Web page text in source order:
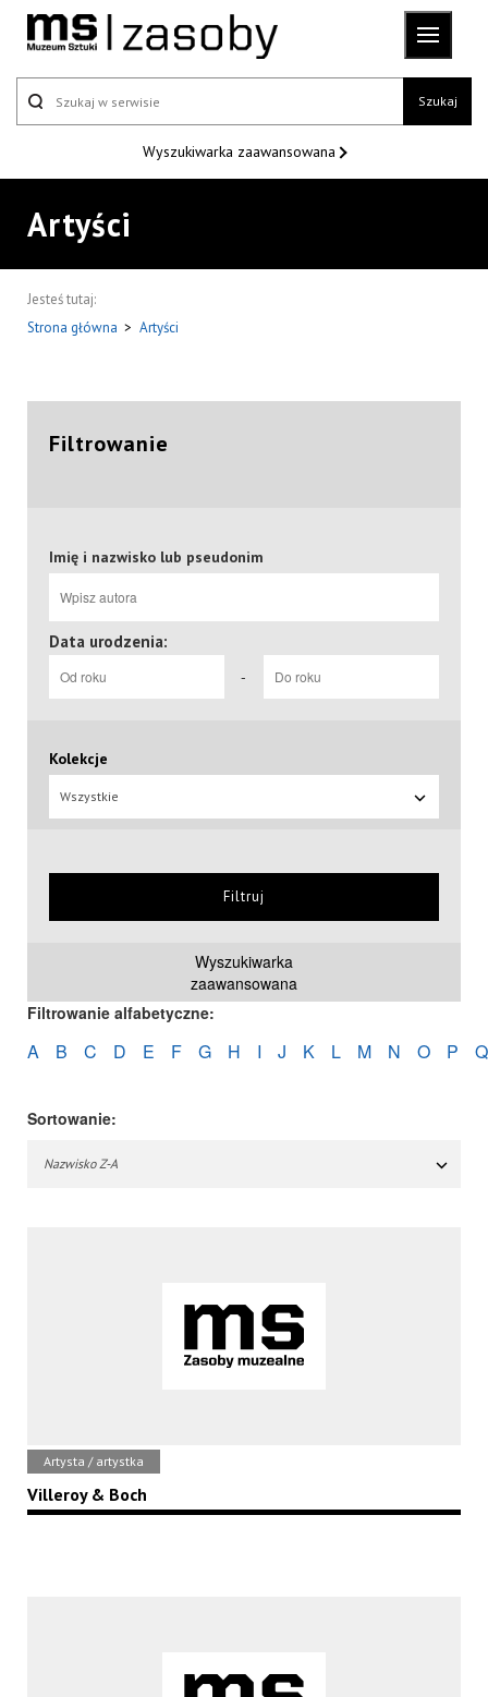
Szukaj
Wyszukiwarka zaawansowana
Artyści
Jesteś tutaj:
Strona główna > Artyści
Filtrowanie
Imię i nazwisko lub pseudonim
Data urodzenia:
-
Kolekcje
Wszystkie
Filtruj
Wyszukiwarka
zaawansowana
Filtrowanie alfabetyczne:
A B C D E F G H I J K L M N O P Q
Sortowanie:
Nazwisko Z-A
Artysta / artystka
Villeroy & Boch